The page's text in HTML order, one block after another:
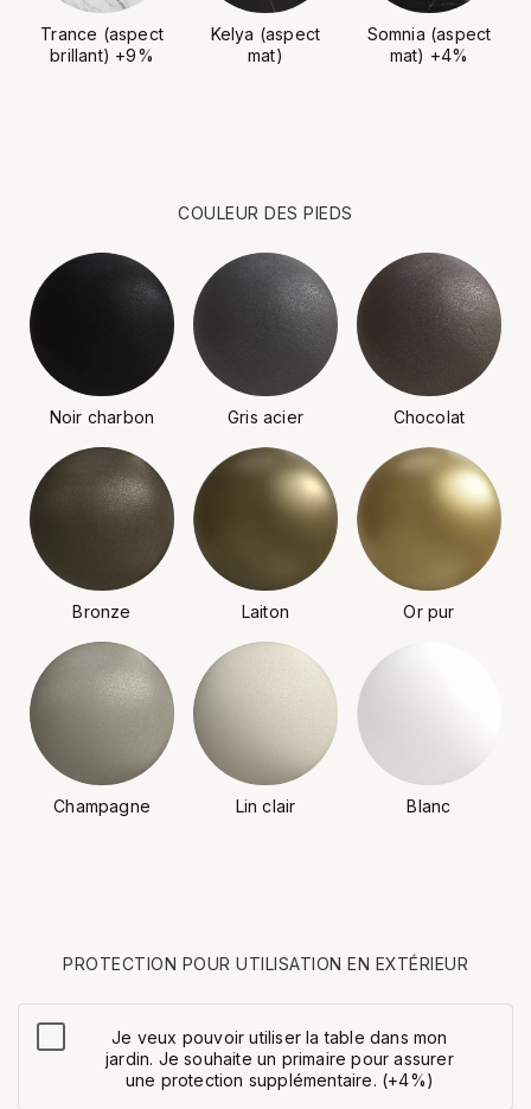
Trance (aspect
brillant) +9%
Kelya (aspect
mat)
Somnia (aspect
mat) +4%
COULEUR DES PIEDS
Noir charbon Gris acier Chocolat
Bronze Laiton Or pur
Champagne Lin clair Blanc
PROTECTION POUR UTILISATION EN EXTÉRIEUR
Je veux pouvoir utiliser la table dans mon
jardin. Je souhaite un primaire pour assurer
une protection supplémentaire. (+4%)